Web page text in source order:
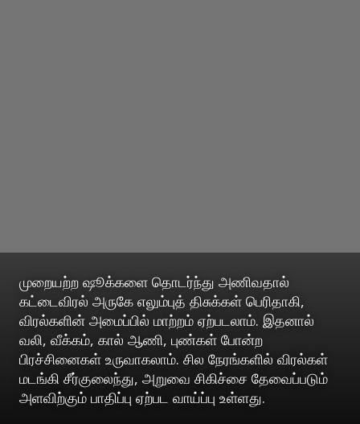
முறையற்ற ஷூக்களை தொடர்ந்து அணிவதால்
கட்டைவிரல் அருகே எலும்புத் திசுக்கள் பெரிதாகி,
விரல்களின் அமைப்பில் மாற்றம் ஏற்படலாம். இதனால்
வலி, வீக்கம், கால் ஆணி, புண்கள் போன்ற
பிரச்சினைகள் உருவாகலாம். சில நேரங்களில் விரல்கள்
மடங்கி சீர்குலைந்து, அறுவை சிகிச்சை தேவைப்படும்
அளவிற்கும் பாதிப்பு ஏற்பட வாய்ப்பு உள்ளது.